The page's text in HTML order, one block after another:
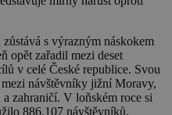
s výrazným náskokem
opět zařadil mezi deset
v celé České republice. Svou
návštěvníky jižní Moravy,
zahraničí. V loňském roce si
886.107 návštěvníků.